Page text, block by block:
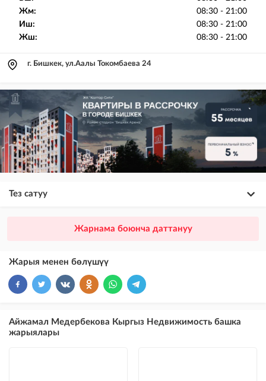
Жм:
08:30 - 21:00
Иш:
08:30 - 21:00
Жш:
08:30 - 21:00
г. Бишкек, ул.Аалы Токомбаева 24
Тез сатуу
VIP жарыялардын үстүнө жарыя жайгаштыруу + Instagramдагы акы
бекер жарыялардын үстүнө жарыя жайгаштыруу
бекер жарыялардын үстүнө жарыя жайгаштыруу (VIPтен кийин)
Жарнама боюнча даттануу
Жарыя менен бөлүшүү
Айжамал Медербекова Кыргыз Недвижимость башка
жарыялары